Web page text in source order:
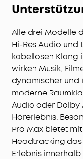
Alle drei Modelle
Hi-Res Audio und
kabellosen Klang
wirken Musik,
dynamischer und
moderne
Audio oder Dolby
Hörerlebnis.
Pro Max bietet
Headtracking
Erlebnis innerhalb